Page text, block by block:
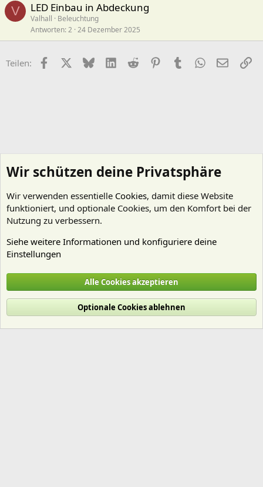
V LED Einbau in Abdeckung
Valhall
Beleuchtung
Antworten 2 24 Dezember 2025
Teilen: FacebookX (Twitter)
BlueskyLinkedIn
Reddit PinterestTumblr WhatsApp
E-Mail
Cookies
Deutsch (Du)
Nutzungsbedingungen
Datenschutz Hilfe und Impressum
R
Wir schützen deine Privatsphäre
Wir verwenden essentielle Cookies, damit diese Website
funktioniert, und optionale Cookies, um den Komfort bei der
Nutzung zu verbessern.
Siehe weitere Informationen und konfiguriere deine
Einstellungen
Alle Cookies akzeptieren
Optionale Cookies ablehnen